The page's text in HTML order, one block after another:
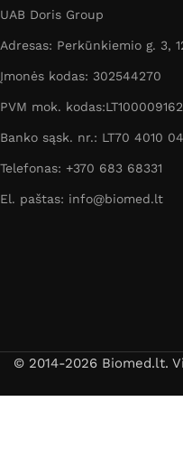
UAB Doris Group
Adresas: Perkūnkiemio g. 3,
Įmonės kodas: 302544270
PVM mok.
Banko sąsk. nr.: LT70 4010
Telefonas: +370 683 68331
El. paštas: info@biomed.lt
© 2014-2026 Biomed.lt.